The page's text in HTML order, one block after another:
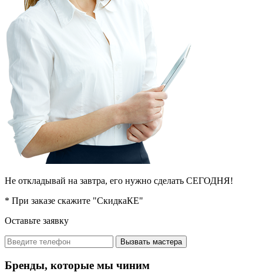
Не откладывай на завтра, его нужно сделать СЕГОДНЯ!
* При заказе скажите "СкидкаКЕ"
Оставьте заявку
Вызвать мастера
Бренды, которые мы чиним